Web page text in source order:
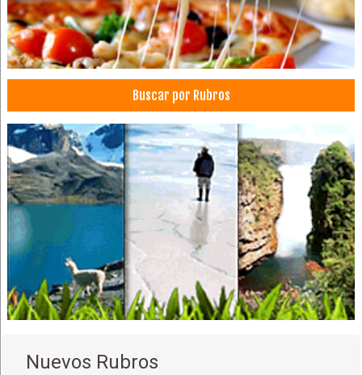
Buscar por Rubros
Nuevos Rubros